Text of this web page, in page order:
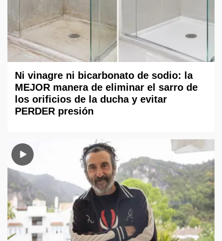
Ni vinagre ni bicarbonato de sodio: la
MEJOR manera de eliminar el sarro de
los orificios de la ducha y evitar
PERDER presión